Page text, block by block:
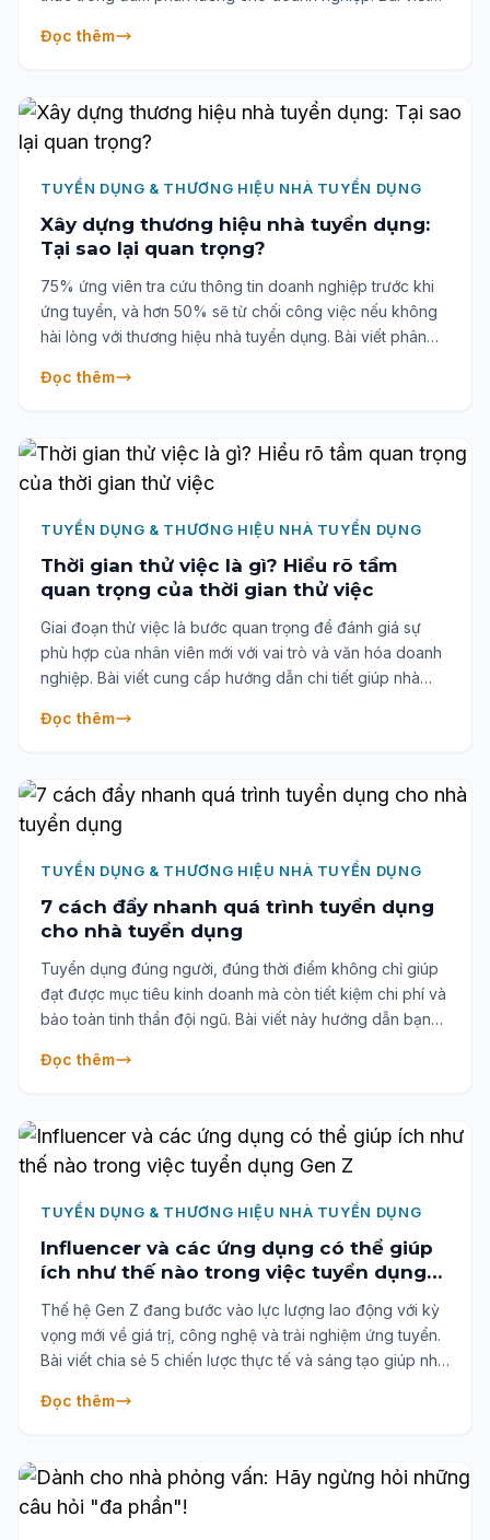
lượng, xu hướng minh bạch hóa lương bổng, đồng thời
Đọc thêm
TUYỂN DỤNG & THƯƠNG HIỆU NHÀ TUYỂN DỤNG
Xây dựng thương hiệu nhà tuyển dụng:
Tại sao lại quan trọng?
75% ứng viên tra cứu thông tin doanh nghiệp trước khi
ứng tuyển, và hơn 50% sẽ từ chối công việc nếu không
hài lòng với thương hiệu nhà tuyển dụng. Bài viết phân
hấp dẫn, thực trạng tại Việt Nam, xu hướng mới và sai lầm
công ty, nhằm thu hút – giữ chân nhân tài trong thời đại
cạnh tranh khốc liệt.
Đọc thêm
TUYỂN DỤNG & THƯƠNG HIỆU NHÀ TUYỂN DỤNG
Thời gian thử việc là gì? Hiểu rõ tầm
quan trọng của thời gian thử việc
Giai đoạn thử việc là bước quan trọng để đánh giá sự
phù hợp của nhân viên mới với vai trò và văn hóa doanh
nghiệp. Bài viết cung cấp hướng dẫn chi tiết giúp nhà
tiêu, đào tạo, phản hồi đến đánh giá và gia hạn thử việc.
Đọc thêm
TUYỂN DỤNG & THƯƠNG HIỆU NHÀ TUYỂN DỤNG
7 cách đẩy nhanh quá trình tuyển dụng
cho nhà tuyển dụng
Tuyển dụng đúng người, đúng thời điểm không chỉ giúp
đạt được mục tiêu kinh doanh mà còn tiết kiệm chi phí và
bảo toàn tinh thần đội ngũ. Bài viết này hướng dẫn bạn
quả - từ viết mô tả công việc hấp dẫn, loại bỏ bước thừa,
hiện đại muốn tuyển nhanh nhưng vẫn "trúng đích".
Đọc thêm
TUYỂN DỤNG & THƯƠNG HIỆU NHÀ TUYỂN DỤNG
Influencer và các ứng dụng có thể giúp
ích như thế nào trong việc tuyển dụng
Gen Z
Thế hệ Gen Z đang bước vào lực lượng lao động với kỳ
vọng mới về giá trị, công nghệ và trải nghiệm ứng tuyển.
Bài viết chia sẻ 5 chiến lược thực tế và sáng tạo giúp nhà
quy trình ứng tuyển và kết nối hiệu quả với ứng viên Gen
Đọc thêm